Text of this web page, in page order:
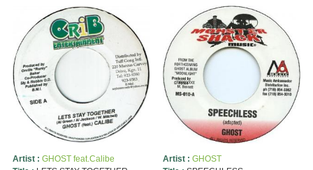
Artist : GHOST feat.Calibe
Artist : GHOST